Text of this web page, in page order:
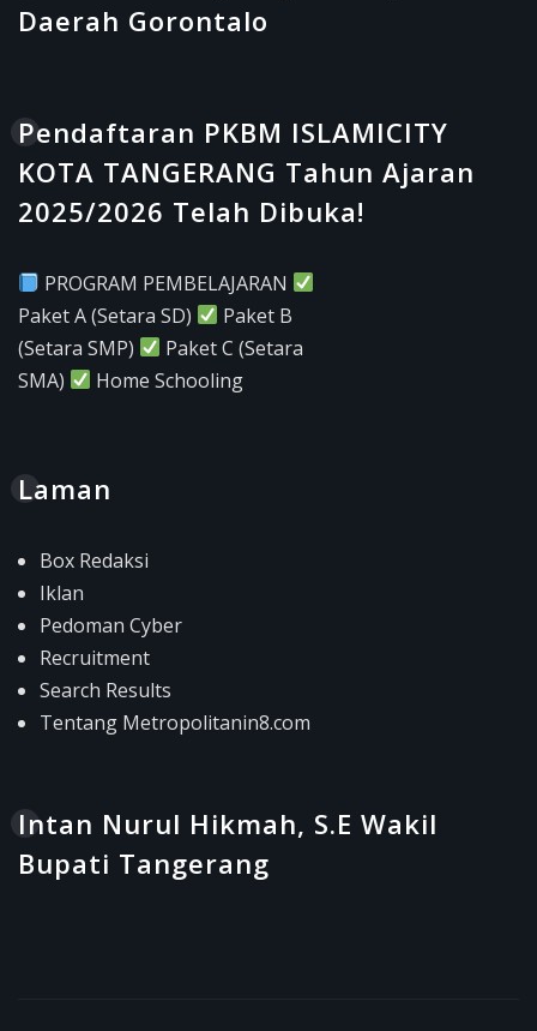
Daerah Gorontalo
Pendaftaran PKBM ISLAMICITY
KOTA TANGERANG Tahun Ajaran
2025/2026 Telah Dibuka!
PROGRAM PEMBELAJARAN
Paket A (Setara SD)
Paket B
(Setara SMP)
Paket C (Setara
SMA)
Home Schooling
Laman
Box Redaksi
Iklan
Pedoman Cyber
Recruitment
Search Results
Tentang Metropolitanin8.com
Intan Nurul Hikmah, S.E Wakil
Bupati Tangerang